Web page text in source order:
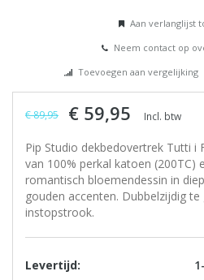
Aan verlanglijst
Neem contact op
Toevoegen aan vergelijking
€ 89,95 € 59,95 Incl. btw
Pip Studio dekbedovertrek Tutti i
van 100% perkal katoen (200TC)
romantisch bloemendessin in
gouden accenten. Dubbelzijdig te
instopstrook.
Levertijd: